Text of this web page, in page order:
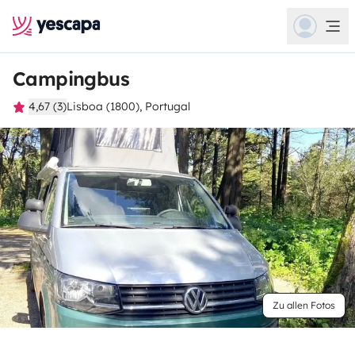
Campingbus
4,67 (3)Lisboa (1800), Portugal
Zu allen Fotos